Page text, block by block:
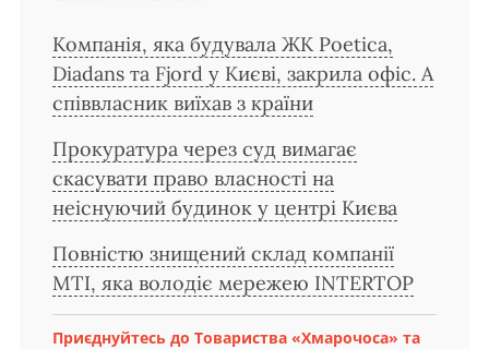
Компанія, яка будувала ЖК Poetica,
Diadans та Fjord у Києві, закрила офіс. А
співвласник виїхав з країни
Прокуратура через суд вимагає
скасувати право власності на
неіснуючий будинок у центрі Києва
Повністю знищений склад компанії
MTI, яка володіє мережею INTERTOP
Приєднуйтесь до Товариства «Хмарочоса» та